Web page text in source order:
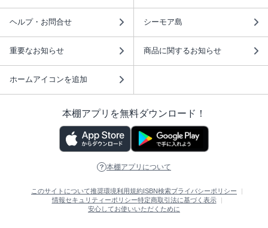
ヘルプ・お問合せ シーモア島
重要なお知らせ 商品に関するお知らせ
ホームアイコンを追加
本棚アプリを無料ダウンロード！
本棚アプリについて
このサイトについて推奨環境利用規約ISBN検索プライバシーポリシー
情報セキュリティーポリシー特定商取引法に基づく表示
安心してお使いいただくために